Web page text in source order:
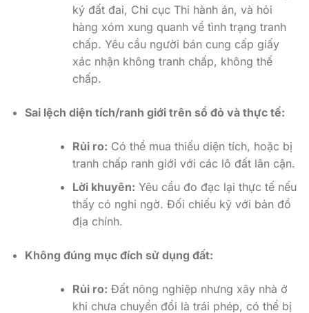
ký đất đai, Chi cục Thi hành án, và hỏi
hàng xóm xung quanh về tình trạng tranh
chấp. Yêu cầu người bán cung cấp giấy
xác nhận không tranh chấp, không thế
chấp.
Sai lệch diện tích/ranh giới trên sổ đỏ và thực tế:
Rủi ro: Có thể mua thiếu diện tích, hoặc bị
tranh chấp ranh giới với các lô đất lân cận.
Lời khuyên: Yêu cầu đo đạc lại thực tế nếu
thấy có nghi ngờ. Đối chiếu kỹ với bản đồ
địa chính.
Không đúng mục đích sử dụng đất:
Rủi ro: Đất nông nghiệp nhưng xây nhà ở
khi chưa chuyển đổi là trái phép, có thể bị